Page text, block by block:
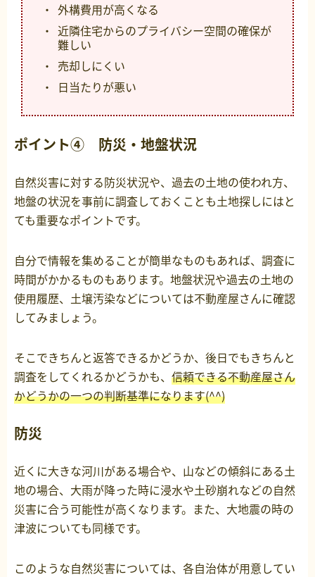
外構費用が高くなる
近隣住宅からのプライバシー空間の確保が
難しい
売却しにくい
日当たりが悪い
ポイント④ 防災・地盤状況
自然災害に対する防災状況や、過去の土地の使われ方、
地盤の状況を事前に調査しておくことも土地探しにはと
ても重要なポイントです。
自分で情報を集めることが簡単なものもあれば、調査に
時間がかかるものもあります。地盤状況や過去の土地の
使用履歴、土壌汚染などについては不動産屋さんに確認
してみましょう。
そこできちんと返答できるかどうか、後日でもきちんと
調査をしてくれるかどうかも、 信頼できる不動産屋さん
かどうかの一つの判断基準になります(^^)
防災
近くに大きな河川がある場合や、山などの傾斜にある土
地の場合、大雨が降った時に浸水や土砂崩れなどの自然
災害に合う可能性が高くなります。また、大地震の時の
津波についても同様です。
このような自然災害については、各自治体が用意してい